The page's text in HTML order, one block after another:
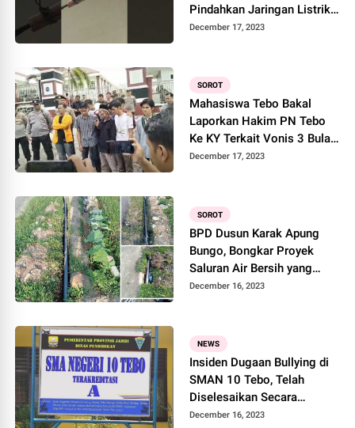
Pindahkan Jaringan Listrik
di SMPN 3 Tebo
December 17, 2023
SOROT
Mahasiswa Tebo Bakal
Laporkan Hakim PN Tebo
Ke KY Terkait Vonis 3 Bulan
Pelaku Rudapaksa
December 17, 2023
SOROT
BPD Dusun Karak Apung
Bungo, Bongkar Proyek
Saluran Air Bersih yang
Diduga Diatur Datuk Rio
December 16, 2023
NEWS
Insiden Dugaan Bullying di
SMAN 10 Tebo, Telah
Diselesaikan Secara
Kekeluargaan
December 16, 2023